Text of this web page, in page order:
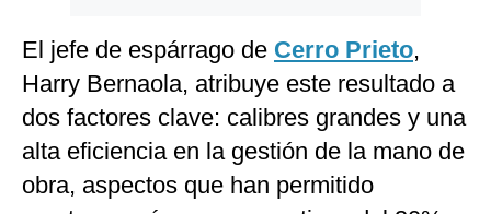
El jefe de espárrago de Cerro Prieto,
Harry Bernaola, atribuye este resultado a
dos factores clave: calibres grandes y una
alta eficiencia en la gestión de la mano de
obra, aspectos que han permitido